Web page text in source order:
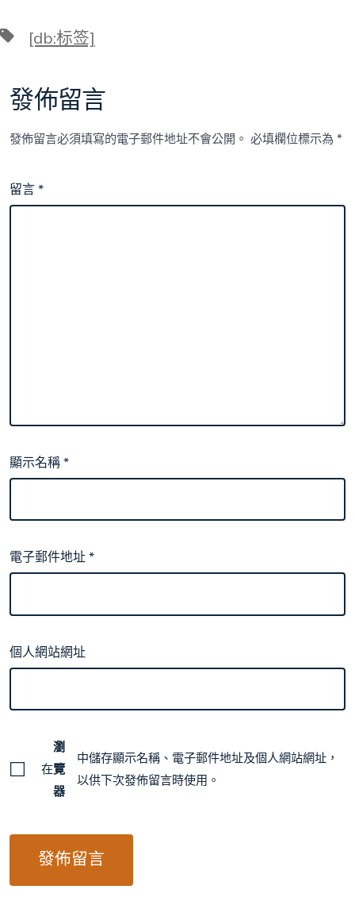
標 [db:标签]
發佈留言
發佈留言必須填寫的電子郵件地址不會公開。 必填欄位標示為*
留言*
顯示名稱*
電子郵件地址*
個人網站網址
在
瀏
覽
器
中儲存顯示名稱、電子郵件地址及個人網站網址，
以供下次發佈留言時使用。